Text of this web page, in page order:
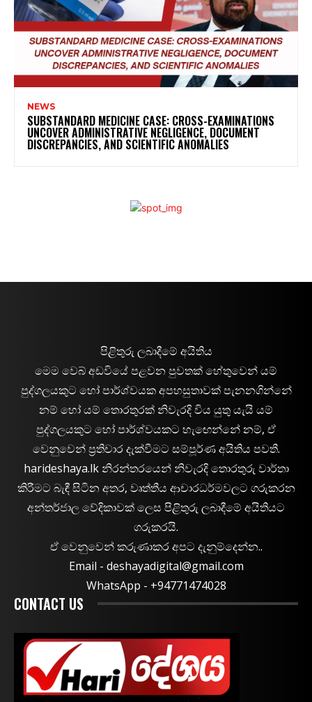
NEWS
SUBSTANDARD MEDICINE CASE: CROSS-EXAMINATIONS
UNCOVER ADMINISTRATIVE NEGLIGENCE, DOCUMENT
DISCREPANCIES, AND SCIENTIFIC ANOMALIES
පිළිතුරු ලබාදීමේ අයිතිය
මෙම වෙබ් අඩවියේ පළවන පුවතක් හේතුවෙන් යම්
පුද්ගලයකුට හෝ පාර්ශ්වයක අපහසුතාවක් පැනනගින්නේ
නම් හෝ යම් තොරතුරක් නිවැරදි විය යුතු යැයි යම්
පුද්ගලයකුට හෝ පාර්ශ්වයකට හැඟෙන්නේ නම්, ඒ
වෙනුවෙන් ප්‍රතිචාර දැක්වීමට සම්පූර්ණ අයිතිය පවතී.
harideshaya.lk නිරන්තරයෙන් නිවැරදි තොරතුරු වාර්තා
කිරීමට බැඳී සිටින අතර, වෘත්තීය ආචාරධර්මවලට ගරුකරන
අන්තර්ජාල වේදිකාවක් ලෙස පිළිතුරු ලබාදීමේ අයිතියට
ගරුකරයි.
ඒ වෙනුවෙන් කරුණාකර අපට දැනුම්දෙන්න..
Email - deshayadigital@gmail.com
WhatsApp - ‪+94771474028
CONTACT US